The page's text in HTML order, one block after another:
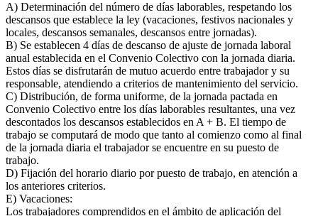
A) Determinación del número de días laborables, respetando los
descansos que establece la ley (vacaciones, festivos nacionales y
locales, descansos semanales, descansos entre jornadas).
B) Se establecen 4 días de descanso de ajuste de jornada laboral
anual establecida en el Convenio Colectivo con la jornada diaria.
Estos días se disfrutarán de mutuo acuerdo entre trabajador y su
responsable, atendiendo a criterios de mantenimiento del servicio.
C) Distribución, de forma uniforme, de la jornada pactada en
Convenio Colectivo entre los días laborables resultantes, una vez
descontados los descansos establecidos en A + B. El tiempo de
trabajo se computará de modo que tanto al comienzo como al final
de la jornada diaria el trabajador se encuentre en su puesto de
trabajo.
D) Fijación del horario diario por puesto de trabajo, en atención a
los anteriores criterios.
E) Vacaciones:
Los trabajadores comprendidos en el ámbito de aplicación del